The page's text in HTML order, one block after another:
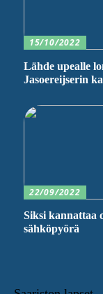
15/10/2022
Lähde upealle
Jasoereijserin
22/09/2022
Siksi kannattaa
sähköpyörä